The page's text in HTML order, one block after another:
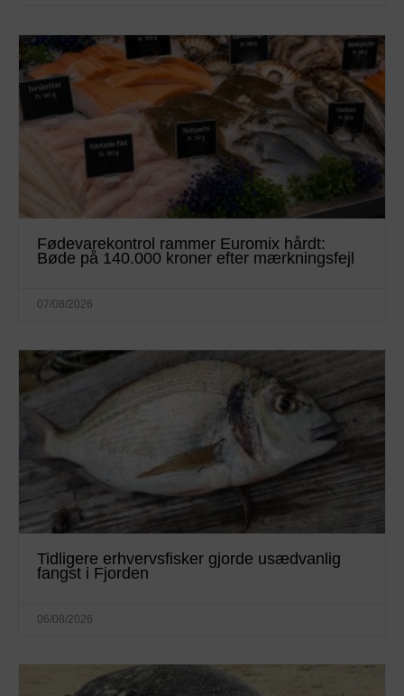
Fødevarekontrol rammer Euromix hårdt:
Bøde på 140.000 kroner efter mærkningsfejl
07/08/2026
Tidligere erhvervsfisker gjorde usædvanlig
fangst i Fjorden
06/08/2026